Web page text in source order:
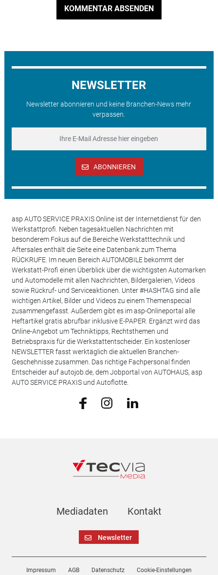
KOMMENTAR ABSENDEN
NEWSLETTER
Newsletter abonnieren und keine Branchen-News mehr
verpassen.
ABONNIEREN
asp AUTO SERVICE PRAXIS Online ist der Internetdienst für den
Werkstattprofi. Neben tagesaktuellen Nachrichten mit
besonderem Fokus auf die Bereiche Werkstatttechnik und
Aftersales enthält die Seite eine Datenbank zum Thema
RÜCKRUFE. Im neuen Bereich AUTOMOBILE bekommt der
Werkstatt-Profi einen Überblick über die wichtigsten Automarken
und Automodelle mit allen Nachrichten, Bildergalerien, Videos
sowie Rückruf- und Serviceaktionen. Unter #HASHTAG sind alle
wichtigen Artikel, Bilder und Videos zu einem Themenspecial
zusammengefasst. Außerdem gibt es im asp-Onlineportal alle
Heftartikel gratis abrufbar inklusive E-PAPER. Ergänzt wird das
Online-Angebot um Techniktipps, Rechtsthemen und
Betriebspraxis für die Werkstattentscheider. Ein kostenloser
NEWSLETTER fasst werktäglich die aktuellen Branchen-
Geschehnisse zusammen. Das richtige Fachpersonal finden
Entscheider auf autojob.de, dem Jobportal von AUTOHAUS, asp
AUTO SERVICE PRAXIS und Autoflotte.
Mediadaten Kontakt
Newsletter
Impressum AGB Datenschutz Cookie-Einstellungen